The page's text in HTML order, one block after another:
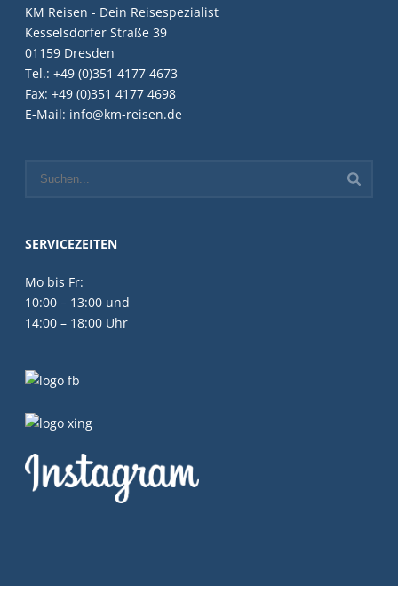
KM Reisen - Dein Reisespezialist
Kesselsdorfer Straße 39
01159 Dresden
Tel.: +49 (0)351 4177 4673
Fax: +49 (0)351 4177 4698
E-Mail: info@km-reisen.de
SERVICEZEITEN
Mo bis Fr:
10:00 – 13:00 und
14:00 – 18:00 Uhr